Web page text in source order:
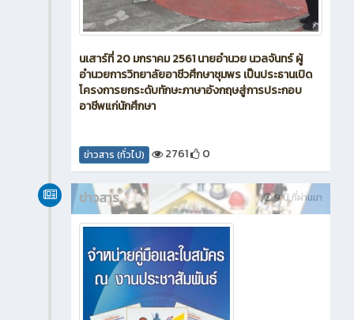
นเสาร์ที่ 20 มกราคม 2561 นายอำนวย นวลจันทร์ ผู้
อำนวยการวิทยาลัยอาชีวศึกษาชุมพร เป็นประธานเปิด
โครงการยกระดับทักษะภาษาอังกฤษสู่การประกอบ
อาชีพแก่นักศึกษา
ข่าวสาร (ทั่วไป) 2761 0
9 ปี ที่ผ่านมา
ข่าวสาร